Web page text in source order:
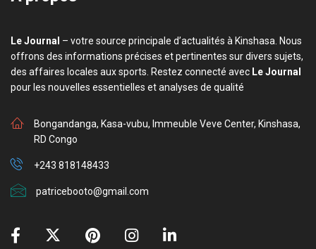
Le Journal – votre source principale d’actualités à Kinshasa. Nous
offrons des informations précises et pertinentes sur divers sujets,
des affaires locales aux sports. Restez connecté avec Le Journal
pour les nouvelles essentielles et analyses de qualité
Bongandanga, Kasa-vubu, Immeuble Veve Center, Kinshasa,
RD Congo
+243 818148433
patricebooto@gmail.com